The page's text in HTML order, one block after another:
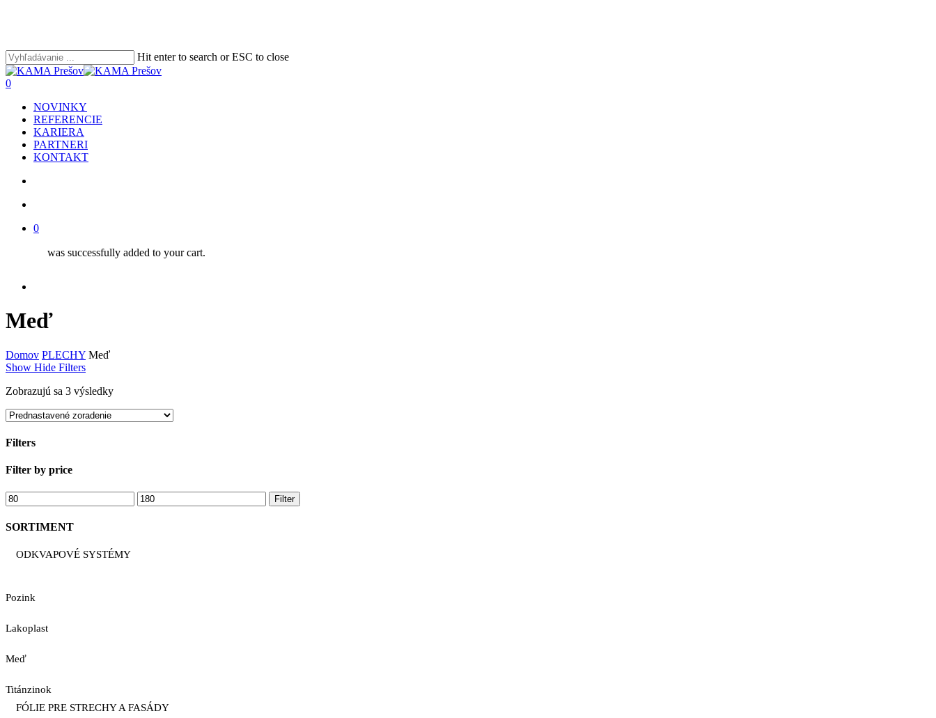
content
Hit enter to search or ESC to close
Close
Search
search
account
0
NOVINKY
REFERENCIE
KARIERA
PARTNERI
KONTAKT
0
was successfully added to your cart.
Meď
Domov PLECHY Meď
Show Hide Filters
Zobrazujú sa 3 výsledky
Filters
Close
Filter by price
Minimálna
cena
Maximálna
cena
Filter
SORTIMENT
ODKVAPOVÉ SYSTÉMY
Pozink
Lakoplast
Meď
Titánzinok
FÓLIE PRE STRECHY A FASÁDY